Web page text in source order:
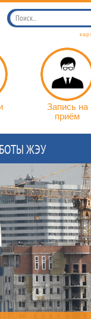
Запись на
приём
ЖЭУ